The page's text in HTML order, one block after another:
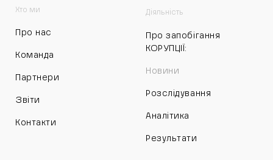
Хто ми
Про нас
Команда
Партнери
Звіти
Контакти
Діяльність
Про запобігання
КОРУПЦІЇ:
Новини
Розслідування
Аналітика
Результати